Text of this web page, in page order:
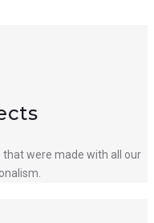
that were made with all our